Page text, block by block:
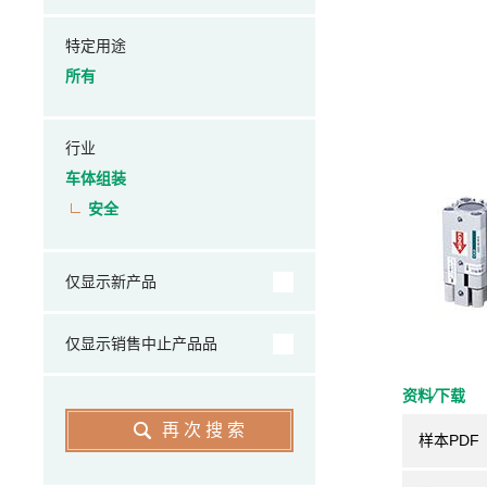
资料⁄下载
样本PDF
特定用途
所有
行业
车体组装
安全
仅显示新产品
仅显示销售中止产品品
再次搜索